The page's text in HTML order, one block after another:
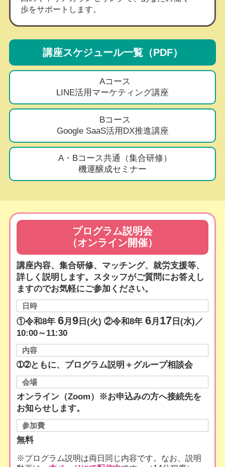
歩をサポートします。
講座スケジュール一覧（PDF）
Aコース
LINE活用マーケティング講座
Bコース
Google SaaS活用DX推進講座
A・Bコース共通（集合研修）
機運醸成セミナー
プログラム説明会
（オンライン開催）
講座内容、集合研修、マッチング、就労支援等、
詳しく説明します。 スタッフがご質問にお答えし
ますのでお気軽にご参加ください。
日時
①令和8年6月9 日(火) ②令和8年6月 17 日(水)／
10:00～11:30
内容
➀➁ともに、プログラム説明＋グループ相談会
会場
オンライン（Zoom）※お申込みの方へ接続先を
お知らせします。
参加費
無料
※プログラム説明は両日同じ内容です。なお、説明